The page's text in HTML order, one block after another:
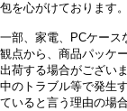
包を心がけております。
一部、家電、PCケース
観点から、商品パッケ
出荷する場合がござい
中のトラブル等で発生
ていると言う理由の場